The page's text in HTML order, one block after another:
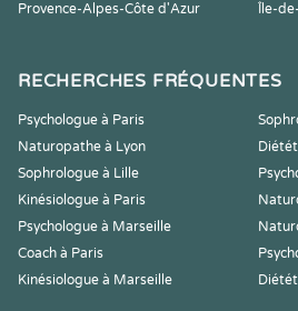
Provence-Alpes-Côte d'Azur
Île-
RECHERCHES FRÉQUENTES
Psychologue à Paris
Naturopathe à Lyon
Sophrologue à Lille
Kinésiologue à Paris
Psychologue à Marseille
Coach à Paris
Kinésiologue à Marseille